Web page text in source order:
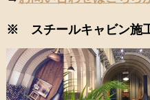
※ スチールキャビン